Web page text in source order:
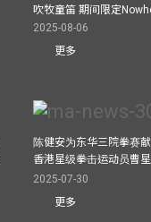
吹牧童笛 期间限定
2025-08-06
更多
陈健安为东华三院拳赛
香港星级拳击运动员曹
2025-07-30
更多